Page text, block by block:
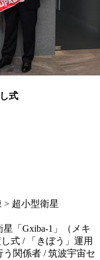
式
> 超小型衛星
「Gxiba-1」（メキ
式 / 「きぼう」運用
関係者 / 筑波宇宙セ